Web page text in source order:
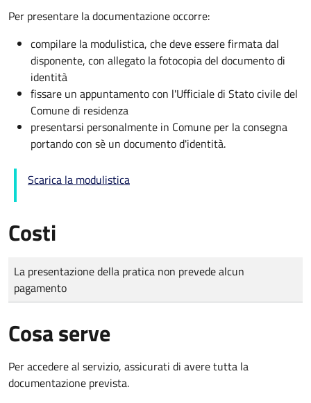
Per presentare la documentazione occorre:
compilare la modulistica, che deve essere firmata dal
disponente, con allegato la fotocopia del documento di
identità
fissare un appuntamento con l'Ufficiale di Stato civile del
Comune di residenza
presentarsi personalmente in Comune per la consegna
portando con sè un documento d'identità.
Scarica la modulistica
Costi
Tipo di pagamento
Importo
La presentazione della pratica non prevede alcun
pagamento
Cosa serve
Per accedere al servizio, assicurati di avere tutta la
documentazione prevista.